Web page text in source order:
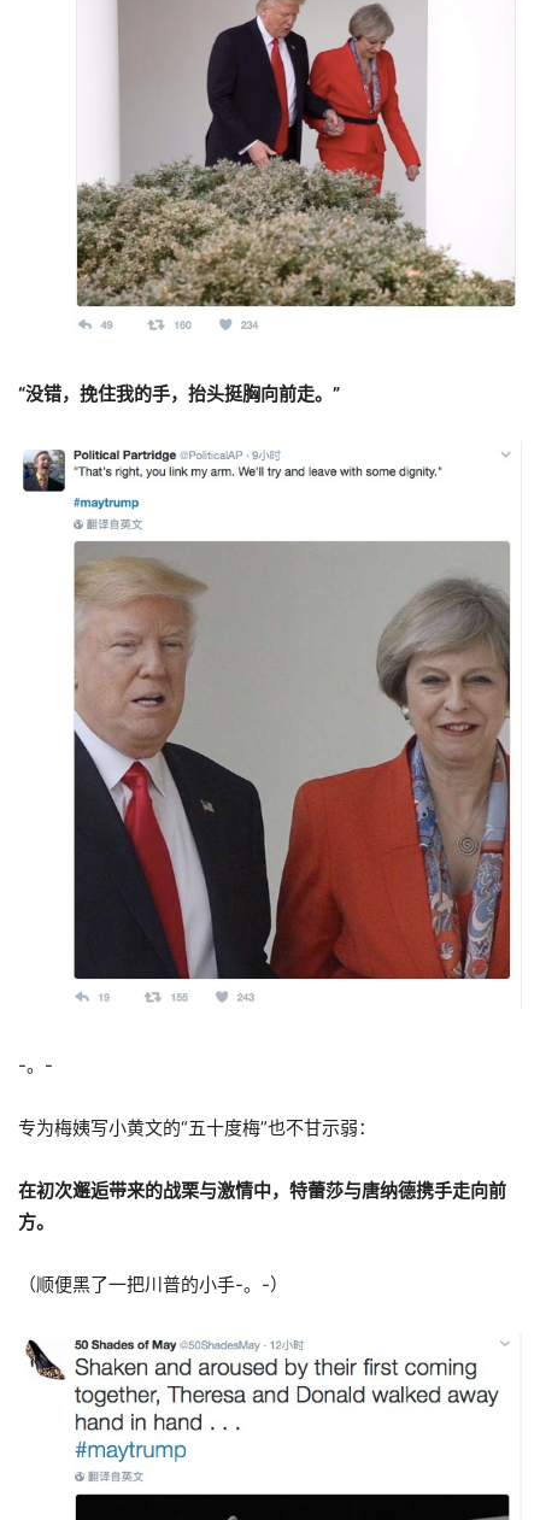
“没错，挽住我的手，抬头挺胸向前走。”
-。-
专为梅姨写小黄文的“五十度梅”也不甘示弱：
在初次邂逅带来的战栗与激情中，特蕾莎与唐纳德携手走向前
方。
（顺便黑了一把川普的小手-。-）